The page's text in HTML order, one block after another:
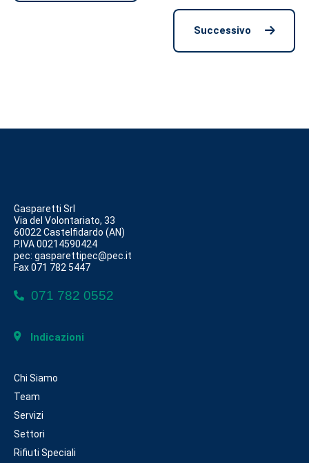
Successivo
Gasparetti Srl
Via del Volontariato, 33
60022 Castelfidardo (AN)
P.IVA 00214590424
pec: gasparettipec@pec.it
Fax 071 782 5447
071 782 0552
Indicazioni
Chi Siamo
Team
Servizi
Settori
Rifiuti Speciali